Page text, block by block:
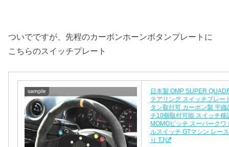
ついでですが、先程のカーボンホーンボタンプレートに
こちらのスイッチプレート
日本製 OMP SUPER
テアリング スイッチプレー
タン取付可 カーボン製 平織
チ10個取付可能 スイッチ移
MOMOピッチ スーパークワ
ルスイッチ GTマシン レー
り TJ